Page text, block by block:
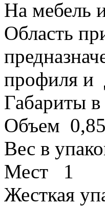
На мебель
Область
профиля и
Габариты
Объем
Вес в
Мест 1
Жесткая